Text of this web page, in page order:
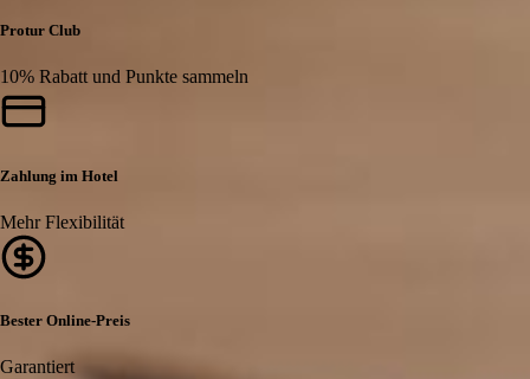
Protur Club
10% Rabatt und Punkte sammeln
Zahlung im Hotel
Mehr Flexibilität
Bester Online-Preis
Garantiert